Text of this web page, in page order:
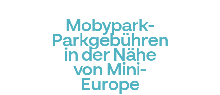
Mobypark-
Parkgebühren
in der Nähe
von Mini-
Europe